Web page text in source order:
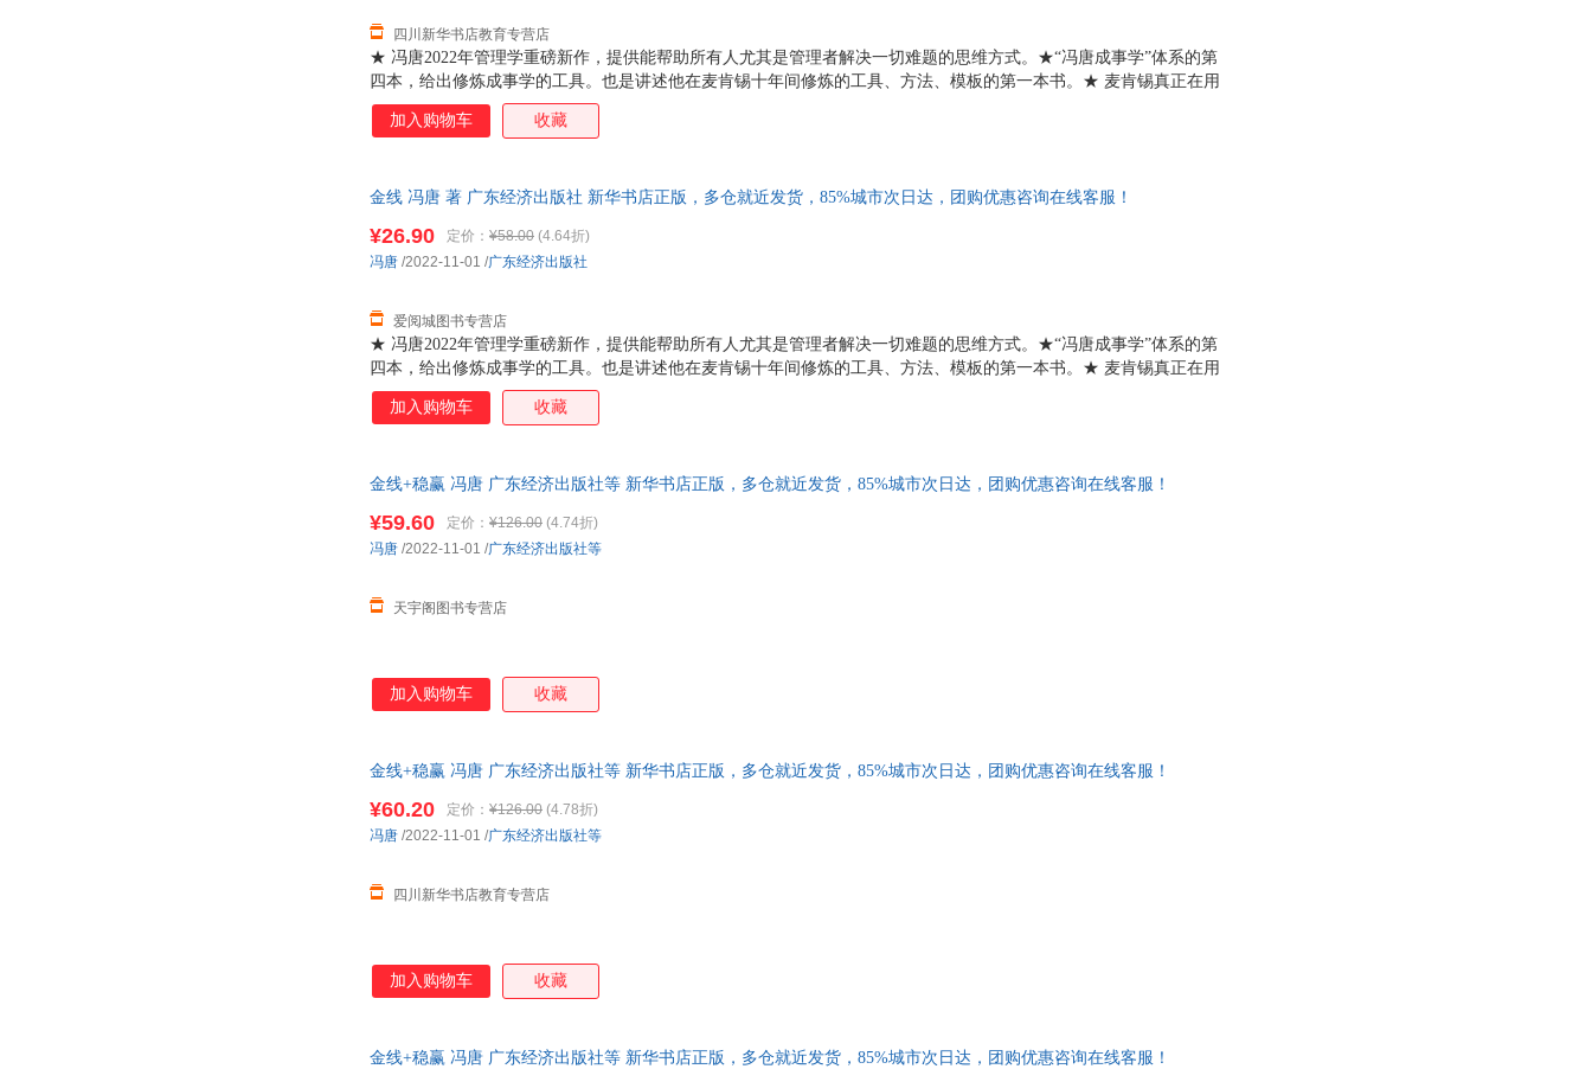
★ 冯唐2022年管理学重磅新作，提供能帮助所有人尤其是管理者解决一切难题的思维方式。★“冯唐成事学”体系的第
四本，给出修炼成事学的工具。也是讲述他在麦肯锡十年间修炼的工具、方法、模板的第一本书。★ 麦肯锡真正在用
的管理工具。金字塔原理只是战术技巧，而金线原理才是战略思想。向高级解难者学习如何解决不知如何下手的复杂
问题。★ 职场推荐管理利器。独立解决问题，管理手下、带领团队，与同事交流心得，向上级汇报成果，必不可少。
的问题都可以用一根金线来解决，从此面对理不清头绪的问题时不再苦恼。★
四川新华书店教育专营店
加入购物车 收藏
金线 冯唐 著 广东经济出版社 新华书店正版，多仓就近发货，85%城市次日达，团购优惠咨询在线客服！
★ 冯唐2022年管理学重磅新作，提供能帮助所有人尤其是管理者解决一切难题的思维方式。★“冯唐成事学”体系的第
四本，给出修炼成事学的工具。也是讲述他在麦肯锡十年间修炼的工具、方法、模板的第一本书。★ 麦肯锡真正在用
的管理工具。金字塔原理只是战术技巧，而金线原理才是战略思想。向高级解难者学习如何解决不知如何下手的复杂
问题。★ 职场推荐管理利器。独立解决问题，管理手下、带领团队，与同事交流心得，向上级汇报成果，必不可少。
的问题都可以用一根金线来解决，从此面对理不清头绪的问题时不再苦恼。★
¥26.90 定价： ¥58.00 (4.64折)
爱阅城图书专营店
冯唐 /2022-11-01 /广东经济出版社
加入购物车 收藏
金线+稳赢 冯唐 广东经济出版社等 新华书店正版，多仓就近发货，85%城市次日达，团购优惠咨询在线客服！
¥59.60 定价： ¥126.00 (4.74折)
天宇阁图书专营店
冯唐 /2022-11-01 /广东经济出版社等
加入购物车 收藏
金线+稳赢 冯唐 广东经济出版社等 新华书店正版，多仓就近发货，85%城市次日达，团购优惠咨询在线客服！
¥60.20 定价： ¥126.00 (4.78折)
四川新华书店教育专营店
冯唐 /2022-11-01 /广东经济出版社等
加入购物车 收藏
金线+稳赢 冯唐 广东经济出版社等 新华书店正版，多仓就近发货，85%城市次日达，团购优惠咨询在线客服！